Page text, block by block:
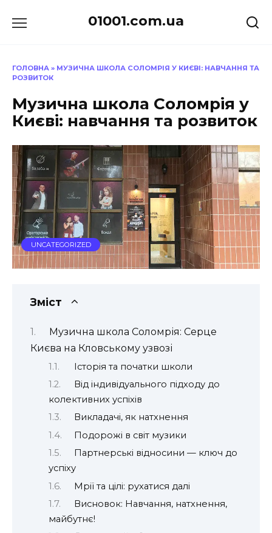
до
01001.com.ua
ГОЛОВНА » МУЗИЧНА ШКОЛА СОЛОМРІЯ У КИЄВІ: НАВЧАННЯ ТА
РОЗВИТОК
Музична школа Соломрія у
Києві: навчання та розвиток
UNCATEGORIZED
Зміст
Музична школа Соломрія: Серце
Києва на Кловському узвозі
Історія та початки школи
Від індивідуального підходу до
колективних успіхів
Викладачі, як натхнення
Подорожі в світ музики
Партнерські відносини — ключ до
успіху
Мрії та цілі: рухатися далі
Висновок: Навчання, натхнення,
майбутнє!